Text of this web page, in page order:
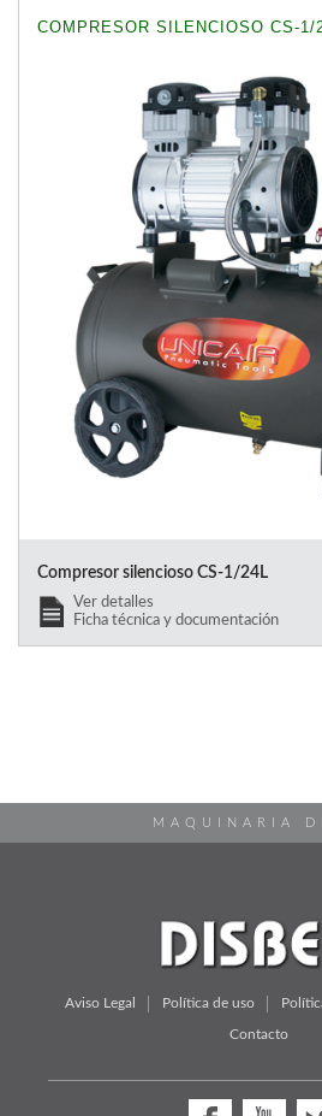
COMPRESOR SILENCIOSO CS-1/
Compresor silencioso CS-1/24L
Ver detalles
Ficha técnica y documentación
MAQUINARIA
Aviso Legal Política de uso
Contacto